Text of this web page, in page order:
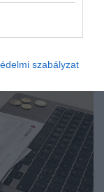
szabályzat